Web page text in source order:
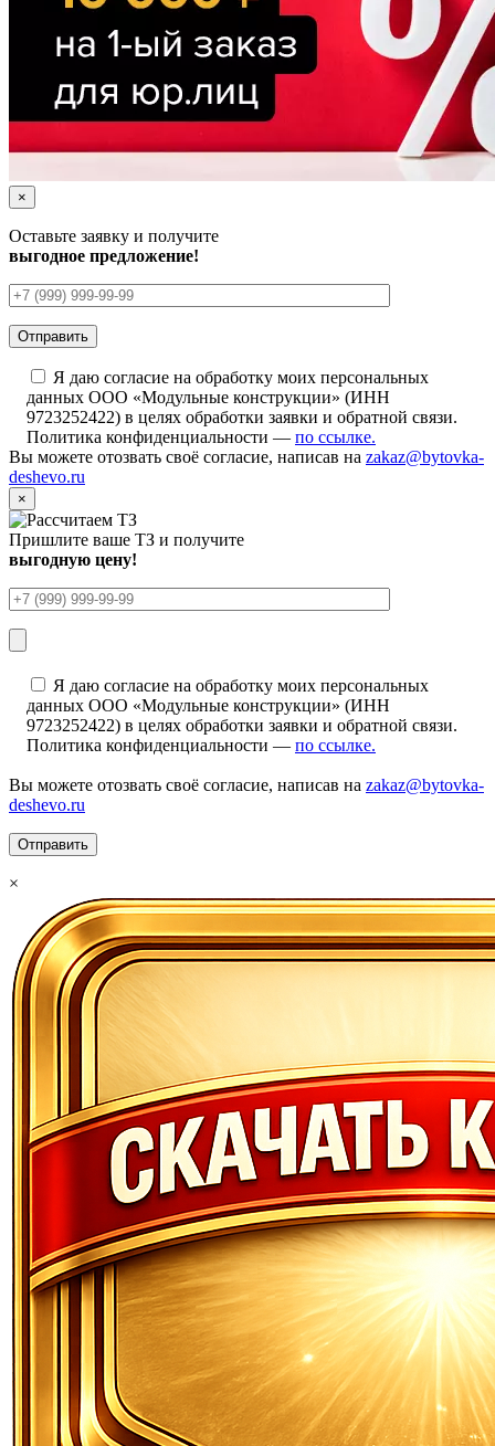
×
Оставьте заявку и получите
выгодное предложение!
Я даю согласие на обработку моих персональных
данных ООО «Модульные конструкции» (ИНН
9723252422) в целях обработки заявки и обратной связи.
Политика конфиденциальности — по ссылке.
Вы можете отозвать своё согласие, написав на zakaz@bytovka-
deshevo.ru
×
Пришлите ваше ТЗ и получите
выгодную цену!
Я даю согласие на обработку моих персональных
данных ООО «Модульные конструкции» (ИНН
9723252422) в целях обработки заявки и обратной связи.
Политика конфиденциальности — по ссылке.
Вы можете отозвать своё согласие, написав на zakaz@bytovka-
deshevo.ru
×